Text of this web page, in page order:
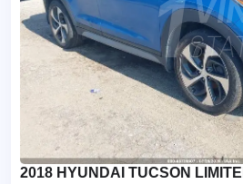
2018 HYUNDAI TUCSON